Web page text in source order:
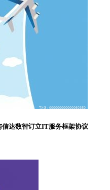
达数智订立IT服务框架协议